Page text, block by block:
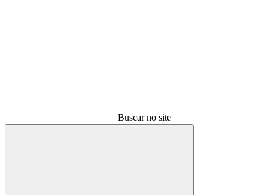
Buscar no site